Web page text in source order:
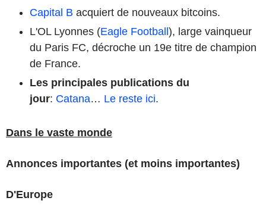
Capital B acquiert de nouveaux bitcoins.
L'OL Lyonnes (Eagle Football), large vainqueur
du Paris FC, décroche un 19e titre de champion
de France.
Les principales publications du
jour: Catana… Le reste ici.
Dans le vaste monde
Annonces importantes (et moins importantes)
D'Europe